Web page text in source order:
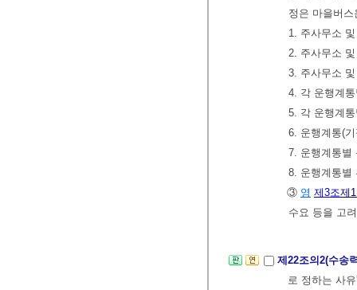
정은 마을버
1. 주사무소
2. 주사무소
3. 주사무소
4. 각 운행계
5. 각 운행계
6. 운행계통(
7. 운행계통별
8. 운행계통별
③ 영 제3조제
수요 등을 고
제22조의2(수송
로 정하는 사